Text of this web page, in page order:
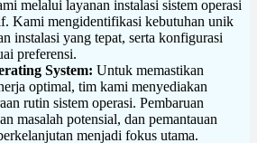
melalui layanan instalasi sistem operasi
Kami mengidentifikasi kebutuhan unik
instalasi yang tepat, serta konfigurasi
preferensi.
System: Untuk memastikan
optimal, tim kami menyediakan
rutin sistem operasi. Pembaruan
masalah potensial, dan pemantauan
menjadi fokus utama.